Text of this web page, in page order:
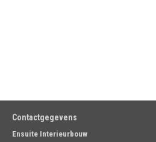
Contactgegevens
Ensuite Interieurbouw